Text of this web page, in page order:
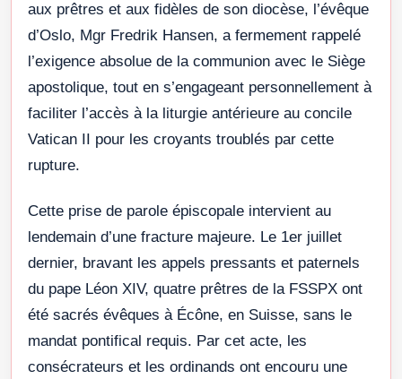
aux prêtres et aux fidèles de son diocèse, l’évêque
d’Oslo, Mgr Fredrik Hansen, a fermement rappelé
l’exigence absolue de la communion avec le Siège
apostolique, tout en s’engageant personnellement à
faciliter l’accès à la liturgie antérieure au concile
Vatican II pour les croyants troublés par cette
rupture.
Cette prise de parole épiscopale intervient au
lendemain d’une fracture majeure. Le 1er juillet
dernier, bravant les appels pressants et paternels
du pape Léon XIV, quatre prêtres de la FSSPX ont
été sacrés évêques à Écône, en Suisse, sans le
mandat pontifical requis. Par cet acte, les
consécrateurs et les ordinands ont encouru une